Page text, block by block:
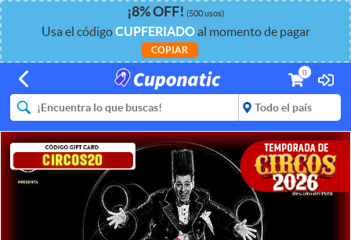
¡8%OFF! (500 usos)
Usa el códigoCUPFERIADOal momento de pagar
COPIAR
0